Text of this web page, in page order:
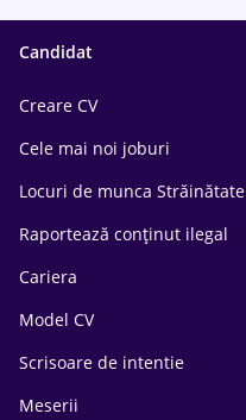
Candidat
Creare CV
Cele mai noi joburi
Locuri de munca Străinătate
Raportează conținut ilegal
Cariera
Model CV
Scrisoare de intentie
Meserii